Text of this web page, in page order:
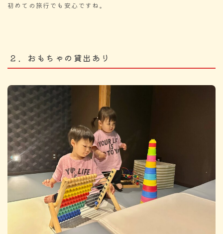
初めての旅行でも安心ですね。
２．おもちゃの貸出あり